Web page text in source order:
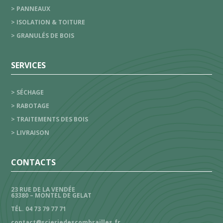
> PANNEAUX
> ISOLATION & TOITURE
> GRANULÉS DE BOIS
SERVICES
> SÉCHAGE
> RABOTAGE
> TRAITEMENTS DES BOIS
> LIVRAISON
CONTACTS
23 RUE DE LA VENDÉE
63380 – MONTEL DE GELAT
TÉL. 04 73 79 77 71